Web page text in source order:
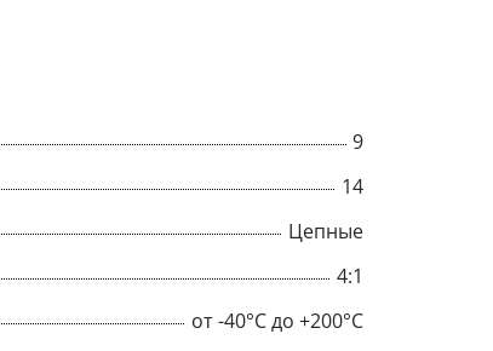
9
14
Цепные
4:1
от -40°C до +200°C